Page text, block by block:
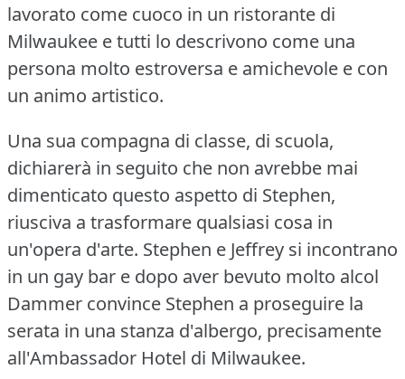
lavorato come cuoco in un ristorante di
Milwaukee e tutti lo descrivono come una
persona molto estroversa e amichevole e con
un animo artistico.
Una sua compagna di classe, di scuola,
dichiarerà in seguito che non avrebbe mai
dimenticato questo aspetto di Stephen,
riusciva a trasformare qualsiasi cosa in
un'opera d'arte. Stephen e Jeffrey si incontrano
in un gay bar e dopo aver bevuto molto alcol
Dammer convince Stephen a proseguire la
serata in una stanza d'albergo, precisamente
all'Ambassador Hotel di Milwaukee.